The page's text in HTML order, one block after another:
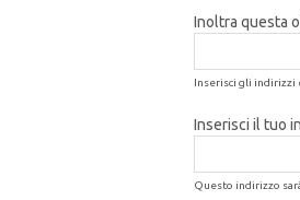
Inoltra questa
Inserisci gli indirizzi
Inserisci il tuo
Questo indirizzo